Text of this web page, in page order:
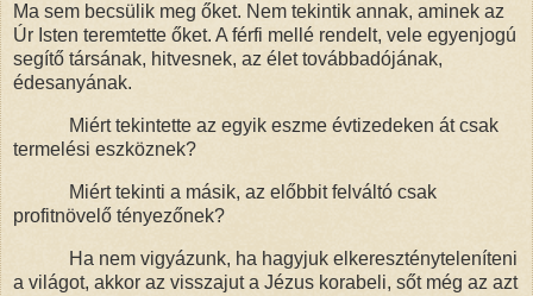
Ma sem becsülik meg őket. Nem tekintik annak, aminek az
Úr Isten teremtette őket. A férfi mellé rendelt, vele egyenjogú
segítő társának, hitvesnek, az élet továbbadójának,
édesanyának.
Miért tekintette az egyik eszme évtizedeken át csak
termelési eszköznek?
Miért tekinti a másik, az előbbit felváltó csak
profitnövelő tényezőnek?
Ha nem vigyázunk, ha hagyjuk elkeresztényteleníteni
a világot, akkor az visszajut a Jézus korabeli, sőt még az azt